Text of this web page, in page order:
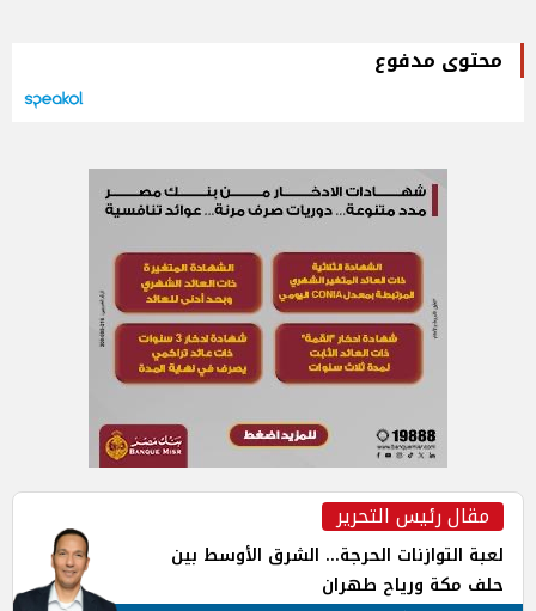
محتوى مدفوع
مقال رئيس التحرير
لعبة التوازنات الحرجة... الشرق الأوسط بين
حلف مكة ورياح طهران